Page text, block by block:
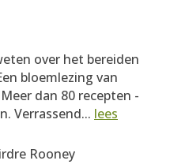
over het bereiden
bloemlezing van
dan 80 recepten -
Verrassend... lees
Rooney